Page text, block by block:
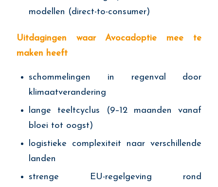
modellen (direct-to-consumer)
Uitdagingen waar Avocadoptie mee te
maken heeft
schommelingen in regenval door
klimaatverandering
lange teeltcyclus (9–12 maanden vanaf
bloei tot oogst)
logistieke complexiteit naar verschillende
landen
strenge EU-regelgeving rond